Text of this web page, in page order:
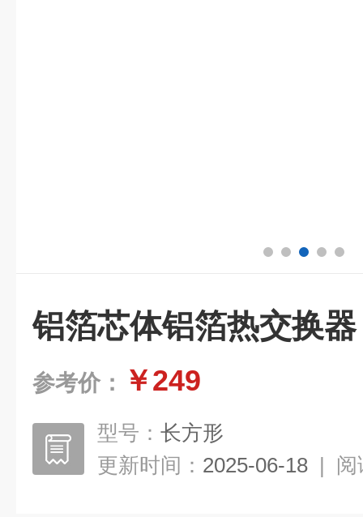
铝箔芯体铝箔热交换器
参考价： ￥249
型号： 长方形
更新时间： 2025-06-18 | 阅